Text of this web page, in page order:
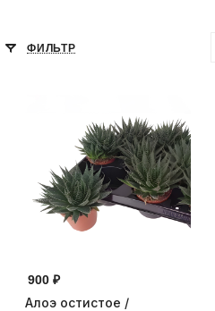
ФИЛЬТР
900 ₽
Алоэ остистое /